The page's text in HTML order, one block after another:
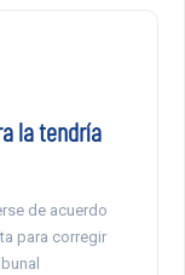
la tendría
de acuerdo
para corregir